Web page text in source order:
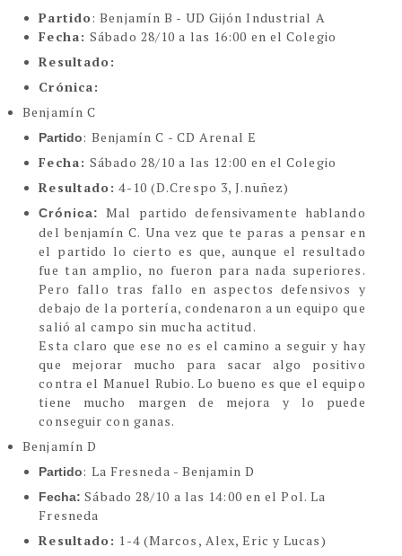
Partido: Benjamín B - UD Gijón Industrial A
Fecha:Sábado 28/10 a las 16:00 en el Colegio
Resultado:
Crónica:
Benjamín C
Partido: Benjamín C - CD Arenal E
Fecha:Sábado 28/10 a las 12:00 en el Colegio
Resultado: 4-10 (D.Crespo 3, J.nuñez)
Crónica:
Mal partido defensivamente hablando
del benjamín C. Una vez que te paras a pensar en
el partido lo cierto es que, aunque el resultado
fue tan amplio, no fueron para nada superiores.
Pero fallo tras fallo en aspectos defensivos y
debajo de la portería, condenaron a un equipo que
salió al campo sin mucha actitud.
Esta claro que ese no es el camino a seguir y hay
que mejorar mucho para sacar algo positivo
contra el Manuel Rubio. Lo bueno es que el equipo
tiene mucho margen de mejora y lo puede
conseguir con ganas.
Benjamín D
Partido: La Fresneda - Benjamin D
Fecha:Sábado 28/10 a las 14:00 en el Pol. La
Fresneda
Resultado: 1-4 (Marcos, Alex, Eric y Lucas)